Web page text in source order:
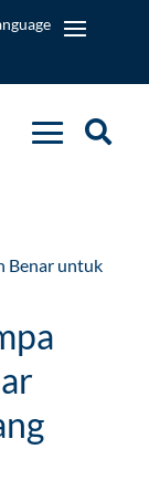
Benar untuk